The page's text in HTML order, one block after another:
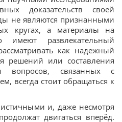
доказательств своей
не являются признанными
кругах, а материалы на
развлекательный
как надежный
решений или составления
связанных с
всегда стоит обращаться к
и, даже несмотря
двигаться вперёд.